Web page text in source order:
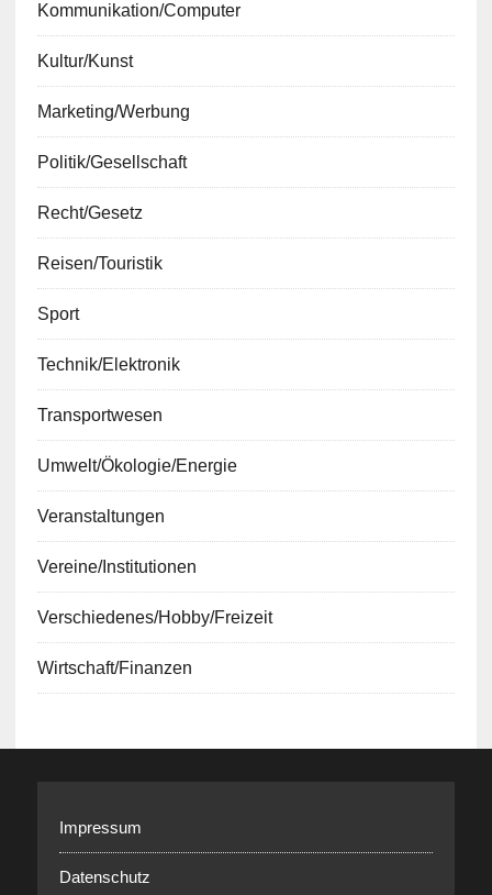
Kommunikation/Computer
Kultur/Kunst
Marketing/Werbung
Politik/Gesellschaft
Recht/Gesetz
Reisen/Touristik
Sport
Technik/Elektronik
Transportwesen
Umwelt/Ökologie/Energie
Veranstaltungen
Vereine/Institutionen
Verschiedenes/Hobby/Freizeit
Wirtschaft/Finanzen
Impressum
Datenschutz